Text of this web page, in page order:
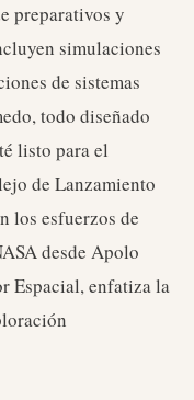
preparativos y
simulaciones
de sistemas
todo diseñado
listo para el
de Lanzamiento
los esfuerzos de
desde Apolo
Espacial, enfatiza la